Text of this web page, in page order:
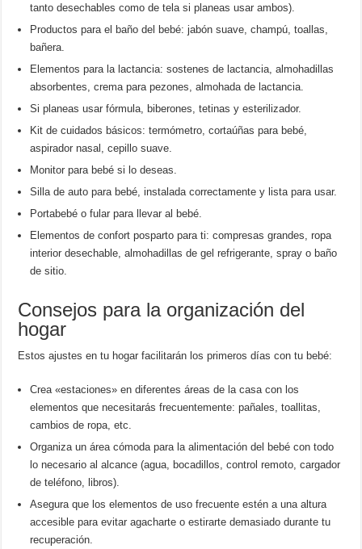
tanto desechables como de tela si planeas usar ambos).
Productos para el baño del bebé: jabón suave, champú, toallas,
bañera.
Elementos para la lactancia: sostenes de lactancia, almohadillas
absorbentes, crema para pezones, almohada de lactancia.
Si planeas usar fórmula, biberones, tetinas y esterilizador.
Kit de cuidados básicos: termómetro, cortaúñas para bebé,
aspirador nasal, cepillo suave.
Monitor para bebé si lo deseas.
Silla de auto para bebé, instalada correctamente y lista para usar.
Portabebé o fular para llevar al bebé.
Elementos de confort posparto para ti: compresas grandes, ropa
interior desechable, almohadillas de gel refrigerante, spray o baño
de sitio.
Consejos para la organización del
hogar
Estos ajustes en tu hogar facilitarán los primeros días con tu bebé:
Crea «estaciones» en diferentes áreas de la casa con los
elementos que necesitarás frecuentemente: pañales, toallitas,
cambios de ropa, etc.
Organiza un área cómoda para la alimentación del bebé con todo
lo necesario al alcance (agua, bocadillos, control remoto, cargador
de teléfono, libros).
Asegura que los elementos de uso frecuente estén a una altura
accesible para evitar agacharte o estirarte demasiado durante tu
recuperación.